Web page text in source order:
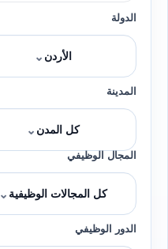
الدولة
الأردن ⌄
المدينة
كل المدن ⌄
المجال الوظيفي
كل المجالات الوظيفية ⌄
الدور الوظيفي